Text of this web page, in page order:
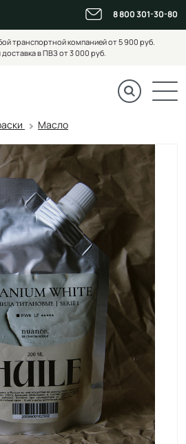
8 800 301-30-80
транспортной компанией от 5 900 руб.
в ПВЗ от 3 000 руб.
Масло